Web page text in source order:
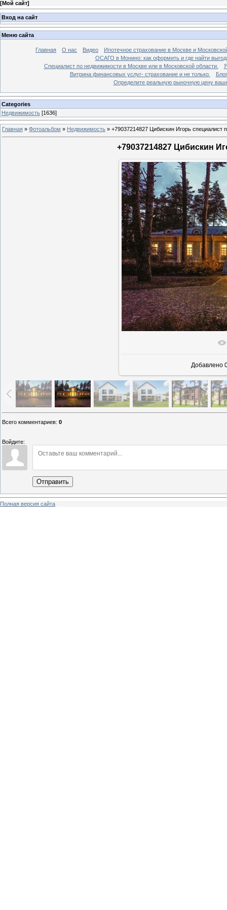
[Мой сайт]
Вход на сайт
Меню сайта
Главная О нас Видео
Ипотечное страхование в Москве и
ОСАГО в Монино: как оформить и где найти
Специалист по недвижимости в Москве или в Московской области.
Витрина финансовых услуг- страхование и не только.
Блог
Определите реальную рыночную цену
Categories
Недвижимость [1636]
Главная » Фотоальбом » Недвижимость » +79037214827 Цибискин Игорь специалист
+79037214827 Цибискин
В
Добавлено
Всего комментариев: 0
Войдите:
Отправить
Полная версия сайта